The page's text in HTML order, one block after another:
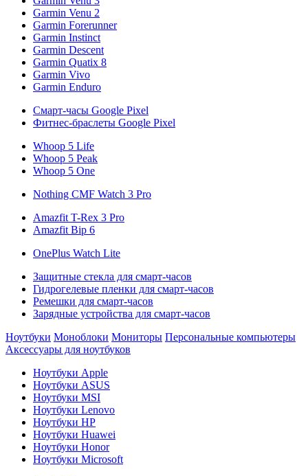
Garmin Venu 2
Garmin Forerunner
Garmin Instinct
Garmin Descent
Garmin Quatix 8
Garmin Vivo
Garmin Enduro
Смарт-часы Google Pixel
Фитнес-браслеты Google Pixel
Whoop 5 Life
Whoop 5 Peak
Whoop 5 One
Nothing CMF Watch 3 Pro
Amazfit T-Rex 3 Pro
Amazfit Bip 6
OnePlus Watch Lite
Защитные стекла для смарт-часов
Гидрогелевые пленки для смарт-часов
Ремешки для смарт-часов
Зарядные устройства для смарт-часов
Ноутбуки Моноблоки Мониторы Персональные компьютеры
Аксессуары для ноутбуков
Ноутбуки Apple
Ноутбуки ASUS
Ноутбуки MSI
Ноутбуки Lenovo
Ноутбуки HP
Ноутбуки Huawei
Ноутбуки Honor
Ноутбуки Microsoft